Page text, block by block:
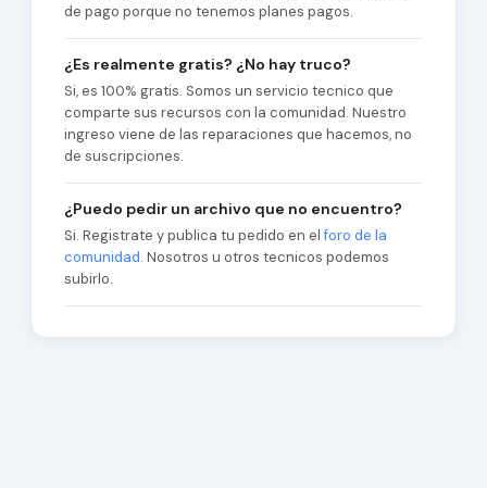
de pago porque no tenemos planes pagos.
¿Es realmente gratis? ¿No hay truco?
Si, es 100% gratis. Somos un servicio tecnico que
comparte sus recursos con la comunidad. Nuestro
ingreso viene de las reparaciones que hacemos, no
de suscripciones.
¿Puedo pedir un archivo que no encuentro?
Si. Registrate y publica tu pedido en elforo de la
comunidad. Nosotros u otros tecnicos podemos
subirlo.